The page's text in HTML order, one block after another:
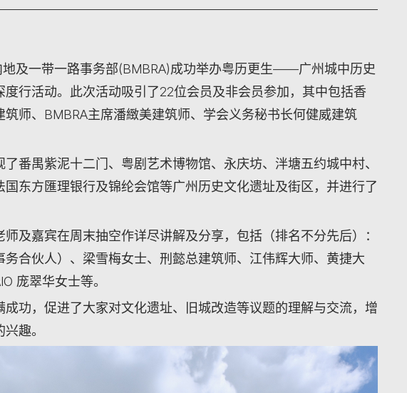
地及一带一路事务部(BMBRA)成功举办粤历更生——广州城中历史
行活动。此次活动吸引了22位会员及非会员参加，其中包括香
师、BMBRA主席潘緻美建筑师、学会义务秘书长何健威建筑
番禺紫泥十二门、粤剧艺术博物馆、永庆坊、泮塘五约城中村、
东方匯理银行及锦纶会馆等广州历史文化遗址及街区，并进行了
及嘉宾在周末抽空作详尽讲解及分享，包括（排名不分先后）：
合伙人）、梁雪梅女士、刑懿总建筑师、江伟辉大师、黄捷大
庞翠华女士等。
成功，促进了大家对文化遗址、旧城改造等议题的理解与交流，增
趣。